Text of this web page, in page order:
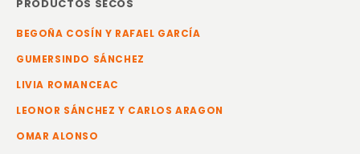
PRODUCTOS SECOS
BEGOÑA COSÍN Y RAFAEL GARCÍA
GUMERSINDO SÁNCHEZ
LIVIA ROMANCEAC
LEONOR SÁNCHEZ Y CARLOS ARAGON
OMAR ALONSO